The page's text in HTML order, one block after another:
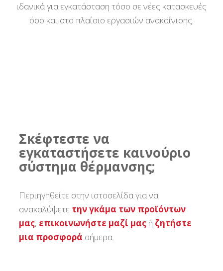
ιδανικά για εγκατάσταση τόσο σε νέες κατασκευές
όσο και στο πλαίσιο εργασιών ανακαίνισης.
Σκέφτεστε να
εγκαταστήσετε καινούριο
σύστημα θέρμανσης;
Περιηγηθείτε στην ιστοσελίδα για να
ανακαλύψετε την γκάμα των προϊόντων
μας, επικοινωνήστε μαζί μαςή ζητήστε
μια προσφορά σήμερα.